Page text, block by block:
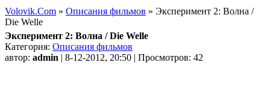
Volovik.Com » Описания фильмов » Эксперимент 2: Волна /
Die Welle
Эксперимент 2: Волна / Die Welle
Категория: Описания фильмов
автор: admin | 8-12-2012, 20:50 | Просмотров: 42